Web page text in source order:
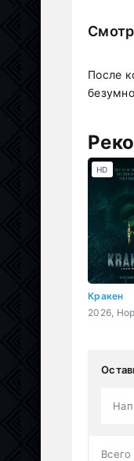
После
Кракен
HD